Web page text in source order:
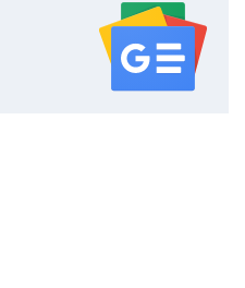
serwisu